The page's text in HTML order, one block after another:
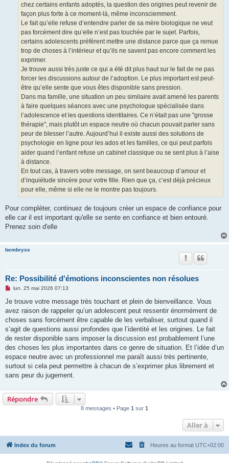
chez certains enfants adoptés, la question des origines peut revenir de
façon plus forte à ce moment-là, même inconsciemment.
Le fait qu’elle refuse d’entendre parler de sa mère biologique ne veut
pas forcément dire qu’elle n’est pas touchée par le sujet. Parfois,
certains adolescents préfèrent mettre une distance parce que ça remue
trop de choses à l’intérieur et qu’ils ne savent pas encore comment les
exprimer.
Je trouve aussi très juste ce qui a été dit plus haut sur le fait de ne pas
forcer les discussions autour de l’adoption. Le plus important est peut-
être qu’elle sente que vous êtes disponible sans pression.
Dans ma famille, une situation un peu similaire avait amené les parents
à faire quelques séances avec une psychologue spécialisée dans
l’adolescence et les questions identitaires. Ce n’était pas une "grosse
thérapie", mais plutôt un espace neutre où chacun pouvait parler sans
peur de blesser l’autre. Aujourd’hui il existe aussi des solutions de
psychologie en ligne pour les ados et les familles, ce qui peut parfois
aider quand l’enfant refuse un cabinet classique ou se sent plus à l’aise
à distance.
En tout cas, à travers votre message, on sent beaucoup d’amour et
d’inquiétude sincère pour votre fille. Rien que ça, c’est déjà précieux
pour elle, même si elle ne le montre pas toujours.
Pour complèter, continuez de toujours créer un espace de confiance pour
elle car il est important qu'elle se sente en confiance et bien entouré.
Prenez soin d'elle
bembryss
Re: Possibilité d'émotions inconscientes non résolues
M
s
a
g
n
o
l
u
lun. 25 mai 2026 07:13
Je trouve votre message très touchant et plein de bienveillance. Vous
avez raison de rappeler qu’un adolescent peut ressentir énormément de
choses sans forcément être capable de les verbaliser, surtout quand il
s’agit de questions aussi profondes que l’identité et les origines. Le fait
de rester disponible sans imposer la discussion est probablement l’une
des choses les plus importantes dans ce genre de situation. Et l’idée d’un
espace neutre avec un professionnel me paraît aussi très pertinente,
surtout si cela peut permettre à chacun de s’exprimer plus librement et
sans peur du jugement.
Répondre
8 messages • Page 1 sur 1
Aller à
Index du forum Heures au format UTC+02:00